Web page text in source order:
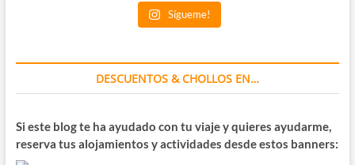
Sígueme!
DESCUENTOS & CHOLLOS EN…
Si este blog te ha ayudado con tu viaje y quieres ayudarme,
reserva tus alojamientos y actividades desde estos banners: